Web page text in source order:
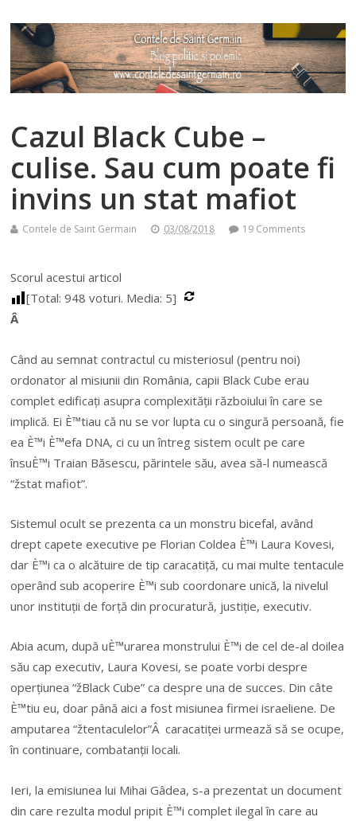
Cazul Black Cube –
culise. Sau cum poate fi
invins un stat mafiot
Contele de Saint Germain 03/08/2018 19 Comments
Scorul acestui articol
[Total:948 voturi. Media: 5]
Â
Când au semnat contractul cu misteriosul (pentru noi)
ordonator al misiunii din România, capii Black Cube erau
complet edificați asupra complexității războiului în care se
implică. Ei È™tiau că nu se vor lupta cu o singură persoană, fie
ea È™i È™efa DNA, ci cu un întreg sistem ocult pe care
însuÈ™i Traian Băsescu, părintele său, avea să-l numească
“žstat mafiot”.
Sistemul ocult se prezenta ca un monstru bicefal, având
drept capete executive pe Florian Coldea È™i Laura Kovesi,
dar È™i ca o alcătuire de tip caracatiță, cu mai multe tentacule
operând sub acoperire È™i sub coordonare unică, la nivelul
unor instituții de forță din procuratură, justiție, executiv.
Abia acum, după uÈ™urarea monstrului È™i de cel de-al doilea
său cap executiv, Laura Kovesi, se poate vorbi despre
operțiunea “žBlack Cube” ca despre una de succes. Din câte
È™tiu eu, doar până aici a fost misiunea firmei israeliene. De
amputarea “žtentaculelor”Â caracatiței urmează să se ocupe,
în continuare, combatanții locali.
Ieri, la emisiunea lui Mihai Gâdea, s-a prezentat un document
din care rezulta modul pripit È™i complet ilegal în care au